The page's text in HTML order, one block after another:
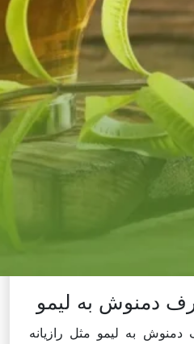
دمنوش به لیمو
به لیمو مثل رازیانه